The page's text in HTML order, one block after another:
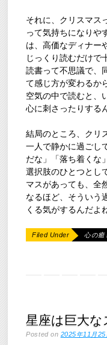
それに、クリスマス
って気持ちになりや
は、高価なディナー
じっくり読むだけで
読書って不思議で、
て感じ方が変わるか
空気の中で読むと、
心に刺さったりする
結局のところ、クリ
一人で静かに過ごし
だな」「落ち着くな
選択肢のひとつとし
マスがあっても、全
なるほど、そういう
くる気がするんだよ
Filed Under 心の癒
星座は巨大
Posted on 2025年11月25